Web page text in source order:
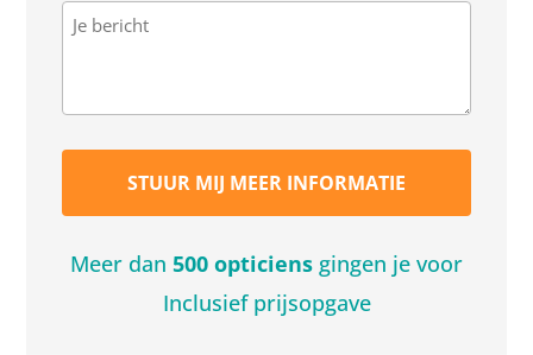
Meer dan 500 opticiens gingen je voor
Inclusief prijsopgave